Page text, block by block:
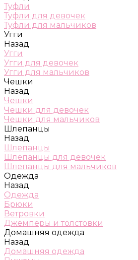
Туфли
Туфли для девочек
Туфли для мальчиков
Угги
Назад
Угги
Угги для девочек
Угги для мальчиков
Чешки
Назад
Чешки
Чешки для девочек
Чешки для мальчиков
Шлепанцы
Назад
Шлепанцы
Шлепанцы для девочек
Шлепанцы для мальчиков
Одежда
Назад
Одежда
Брюки
Ветровки
Джемперы и толстовки
Домашняя одежда
Назад
Домашняя одежда